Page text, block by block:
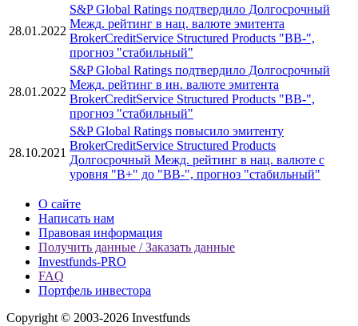
28.01.2022
S&P Global Ratings подтвердило Долгосрочный
Межд. рейтинг в нац. валюте эмитента
BrokerCreditService Structured Products "BB-",
прогноз "стабильный"
28.01.2022
S&P Global Ratings подтвердило Долгосрочный
Межд. рейтинг в ин. валюте эмитента
BrokerCreditService Structured Products "BB-",
прогноз "стабильный"
28.10.2021
S&P Global Ratings повысило эмитенту
BrokerCreditService Structured Products
Долгосрочный Межд. рейтинг в нац. валюте с
уровня "B+" до "BB-", прогноз "стабильный"
О сайте
Написать нам
Правовая информация
Получить данные / Заказать данные
Investfunds-PRO
FAQ
Портфель инвестора
Copyright © 2003-2026 Investfunds